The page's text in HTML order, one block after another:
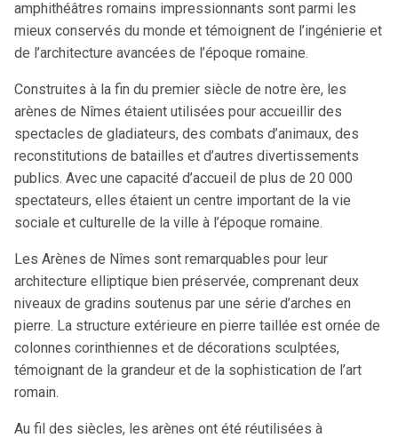
amphithéâtres romains impressionnants sont parmi les
mieux conservés du monde et témoignent de l’ingénierie et
de l’architecture avancées de l’époque romaine.
Construites à la fin du premier siècle de notre ère, les
arènes de Nîmes étaient utilisées pour accueillir des
spectacles de gladiateurs, des combats d’animaux, des
reconstitutions de batailles et d’autres divertissements
publics. Avec une capacité d’accueil de plus de 20 000
spectateurs, elles étaient un centre important de la vie
sociale et culturelle de la ville à l’époque romaine.
Les Arènes de Nîmes sont remarquables pour leur
architecture elliptique bien préservée, comprenant deux
niveaux de gradins soutenus par une série d’arches en
pierre. La structure extérieure en pierre taillée est ornée de
colonnes corinthiennes et de décorations sculptées,
témoignant de la grandeur et de la sophistication de l’art
romain.
Au fil des siècles, les arènes ont été réutilisées à